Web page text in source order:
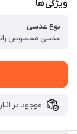
ویژگی‌ها
نوع عدسی
موجود در انبار